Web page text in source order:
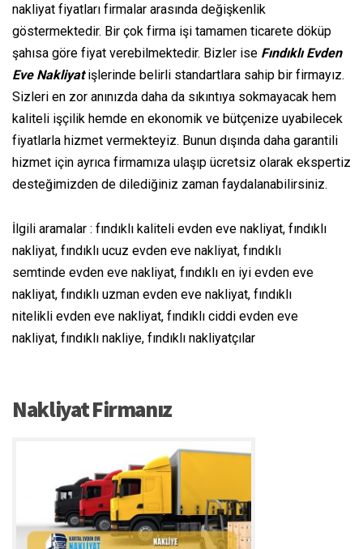
nakliyat fiyatları firmalar arasında değişkenlik
göstermektedir. Bir çok firma işi tamamen ticarete döküp
şahısa göre fiyat verebilmektedir. Bizler ise Fındıklı Evden
Eve Nakliyatişlerinde belirli standartlara sahip bir firmayız.
Sizleri en zor anınızda daha da sıkıntıya sokmayacak hem
kaliteli işçilik hemde en ekonomik ve bütçenize uyabilecek
fiyatlarla hizmet vermekteyiz. Bunun dışında daha garantili
hizmet için ayrıca firmamıza ulaşıp ücretsiz olarak ekspertiz
desteğimizden de dilediğiniz zaman faydalanabilirsiniz.
İlgili aramalar : fındıklı kaliteli evden eve nakliyat, fındıklı
nakliyat, fındıklı ucuz evden eve nakliyat, fındıklı
semtinde evden eve nakliyat, fındıklı en iyi evden eve
nakliyat, fındıklı uzman evden eve nakliyat, fındıklı
nitelikli evden eve nakliyat, fındıklı ciddi evden eve
nakliyat, fındıklı nakliye, fındıklı nakliyatçılar
Nakliyat Firmanız